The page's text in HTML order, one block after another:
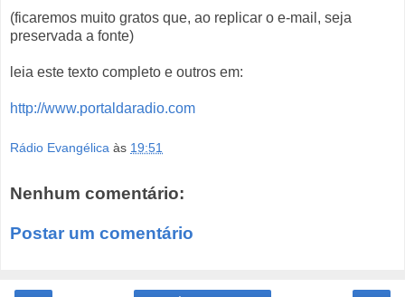
(ficaremos muito gratos que, ao replicar o e-mail, seja
preservada a fonte)
leia este texto completo e outros em:
http://www.portaldaradio.com
Rádio Evangélica às 19:51
Nenhum comentário:
Postar um comentário